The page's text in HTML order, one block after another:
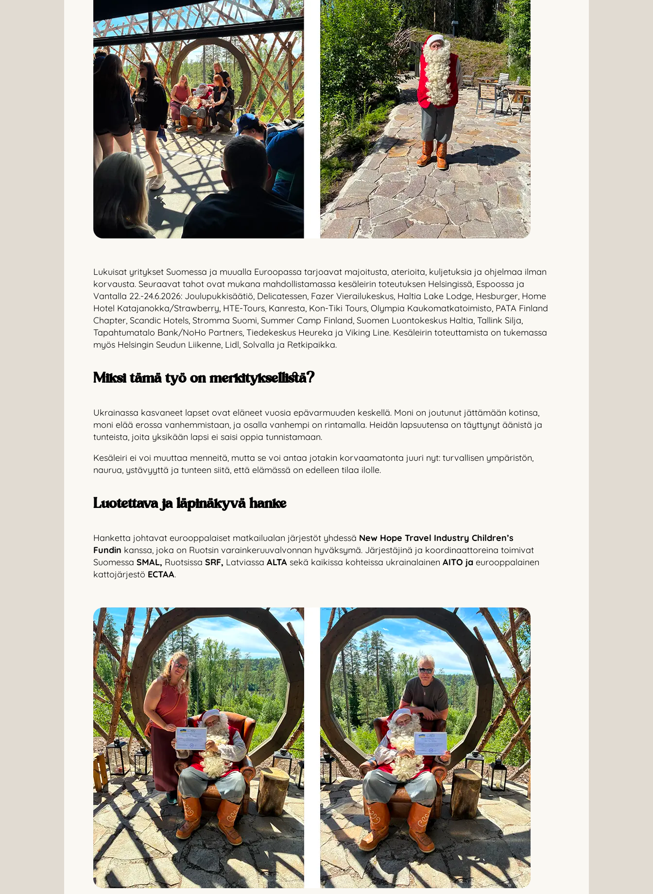
Lukuisat yritykset Suomessa ja muualla Euroopassa tarjoavat majoitusta, aterioita, kuljetuksia ja ohjelmaa ilman
korvausta. Seuraavat tahot ovat mukana mahdollistamassa kesäleirin toteutuksen Helsingissä, Espoossa ja
Vantalla 22.-24.6.2026: Joulupukkisäätiö, Delicatessen, Fazer Vierailukeskus, Haltia Lake Lodge, Hesburger, Home
Hotel Katajanokka/Strawberry, HTE-Tours, Kanresta, Kon-Tiki Tours, Olympia Kaukomatkatoimisto, PATA Finland
Chapter, Scandic Hotels, Stromma Suomi, Summer Camp Finland, Suomen Luontokeskus Haltia, Tallink Silja,
Tapahtumatalo Bank/NoHo Partners, Tiedekeskus Heureka ja Viking Line. Kesäleirin toteuttamista on tukemassa
myös Helsingin Seudun Liikenne, Lidl, Solvalla ja Retkipaikka.
Miksi tämä työ on merkityksellistä?
Ukrainassa kasvaneet lapset ovat eläneet vuosia epävarmuuden keskellä. Moni on joutunut jättämään kotinsa,
moni elää erossa vanhemmistaan, ja osalla vanhempi on rintamalla. Heidän lapsuutensa on täyttynyt äänistä ja
tunteista, joita yksikään lapsi ei saisi oppia tunnistamaan.
Kesäleiri ei voi muuttaa menneitä, mutta se voi antaa jotakin korvaamatonta juuri nyt: turvallisen ympäristön,
naurua, ystävyyttä ja tunteen siitä, että elämässä on edelleen tilaa ilolle.
Luotettava ja läpinäkyvä hanke
Hanketta johtavat eurooppalaiset matkailualan järjestöt yhdessä New Hope Travel Industry Children’s
Fundin kanssa, joka on Ruotsin varainkeruuvalvonnan hyväksymä. Järjestäjinä ja koordinaattoreina toimivat
Suomessa SMAL, Ruotsissa SRF, Latviassa ALTA sekä kaikissa kohteissa ukrainalainen AITO ja eurooppalainen
kattojärjestö ECTAA.